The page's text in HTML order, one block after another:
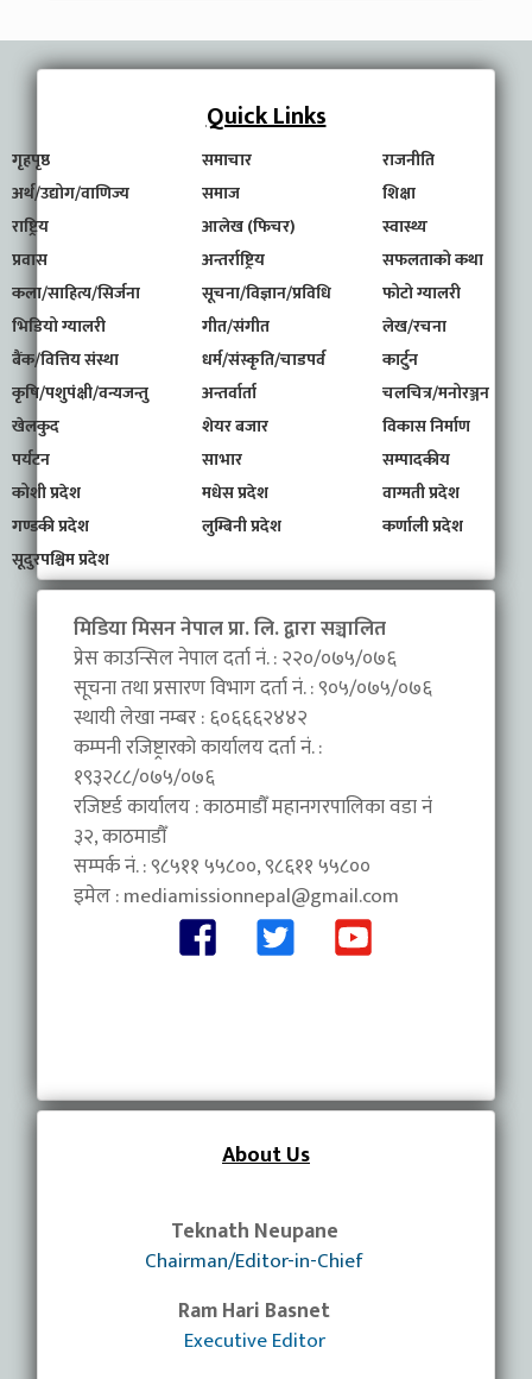
Quick Links
गृहपृष्ठ समाचार
राजनीति
अर्थ/उद्योग/वाणिज्य
समाज
शिक्षा
राष्ट्रिय
आलेख (फिचर)
स्वास्थ्य
प्रवास
अन्तर्राष्ट्रिय
सफलताको कथा
कला/साहित्य/सिर्जना
सूचना/विज्ञान/प्रविधि
फोटो ग्यालरी
भिडियो ग्यालरी
गीत/संगीत
लेख/रचना
बैंक/वित्तिय संस्था
धर्म/संस्कृति/चाडपर्व
कार्टुन
कृषि/पशुपंक्षी/वन्यजन्तु
अन्तर्वार्ता
चलचित्र/मनोरञ्जन
खेलकुद
शेयर बजार
विकास निर्माण
पर्यटन
साभार
सम्पादकीय
कोशी प्रदेश
मधेस प्रदेश
वाग्मती प्रदेश
गण्डकी प्रदेश
लुम्बिनी प्रदेश
कर्णाली प्रदेश
सूदुरपश्चिम प्रदेश
मिडिया मिसन नेपाल प्रा. लि. द्वारा सञ्चालित
प्रेस काउन्सिल नेपाल दर्ता नं. : २२०/०७५/०७६
सूचना तथा प्रसारण विभाग दर्ता नं. : ९०५/०७५/०७६
स्थायी लेखा नम्बर : ६०६६६२४४२
कम्पनी रजिष्ट्रारको कार्यालय दर्ता नं. :
१९३२८८/०७५/०७६
रजिष्टर्ड कार्यालय : काठमाडौँ महानगरपालिका वडा नंं
३२, काठमाडौँ
सम्पर्क नं. : ९८५११ ५५८००, ९८६११ ५५८००
इमेल :mediamissionnepal@gmail.com
About Us
Teknath Neupane
Chairman/Editor-in-Chief
Ram Hari Basnet
Executive Editor